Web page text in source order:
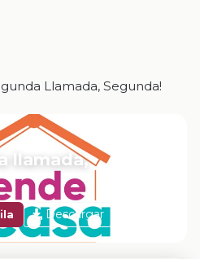
Llamada, Segunda!
llamada,
Descargar